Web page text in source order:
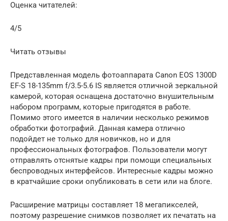
Оценка читателей:
4/5
Читать отзывы
Представленная модель фотоаппарата Canon EOS 1300D
EF-S 18-135mm f/3.5-5.6 IS является отличной зеркальной
камерой, которая оснащена достаточно внушительным
набором программ, которые пригодятся в работе.
Помимо этого имеется в наличии несколько режимов
обработки фотографий. Данная камера отлично
подойдет не только для новичков, но и для
профессиональных фотографов. Пользователи могут
отправлять отснятые кадры при помощи специальных
беспроводных интерфейсов. Интересные кадры можно
в кратчайшие сроки опубликовать в сети или на блоге.
Расширение матрицы составляет 18 мегапикселей,
поэтому разрешение снимков позволяет их печатать на